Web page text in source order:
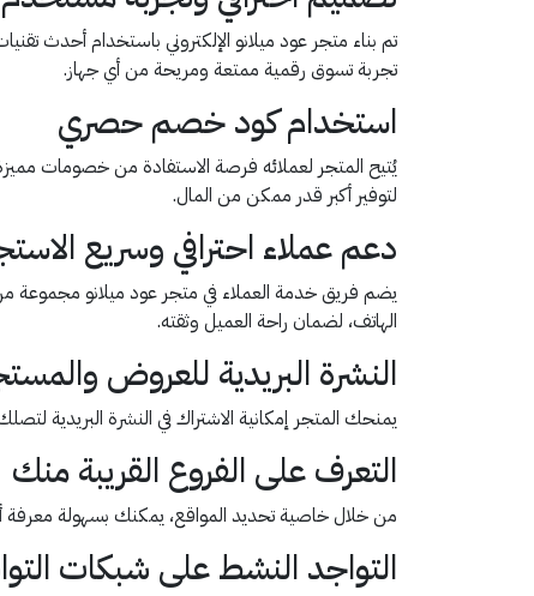
تم بناء متجر عود ميلانو الإلكتروني باستخدام أحدث
تجربة تسوق رقمية ممتعة ومريحة من أي جهاز.
استخدام كود خصم حصري
لتوفير أكبر قدر ممكن من المال.
دعم عملاء احترافي وسريع
يضم فريق خدمة العملاء في متجر عود ميلانو مجموعة من
الهاتف، لضمان راحة العميل وثقته.
النشرة البريدية للعروض
يمنحك المتجر إمكانية الاشتراك في النشرة البريدية
التعرف على الفروع القريبة منك
من خلال خاصية تحديد المواقع، يمكنك بسهولة معرفة
التواجد النشط على شبكات